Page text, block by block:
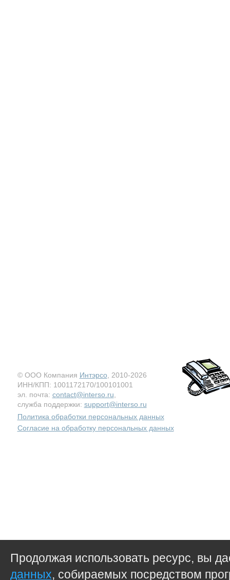
© ООО Компания Интэрсо , 2010-2026
ИНН/КПП: 1001172170/100101001
эл. почта: contact@interso.ru
служба поддержки: support@interso.ru
Политика обработки персональных данных
Согласие на обработку персональных данных
Продолжая использовать ресурс, вы
данных, собираемых посредством